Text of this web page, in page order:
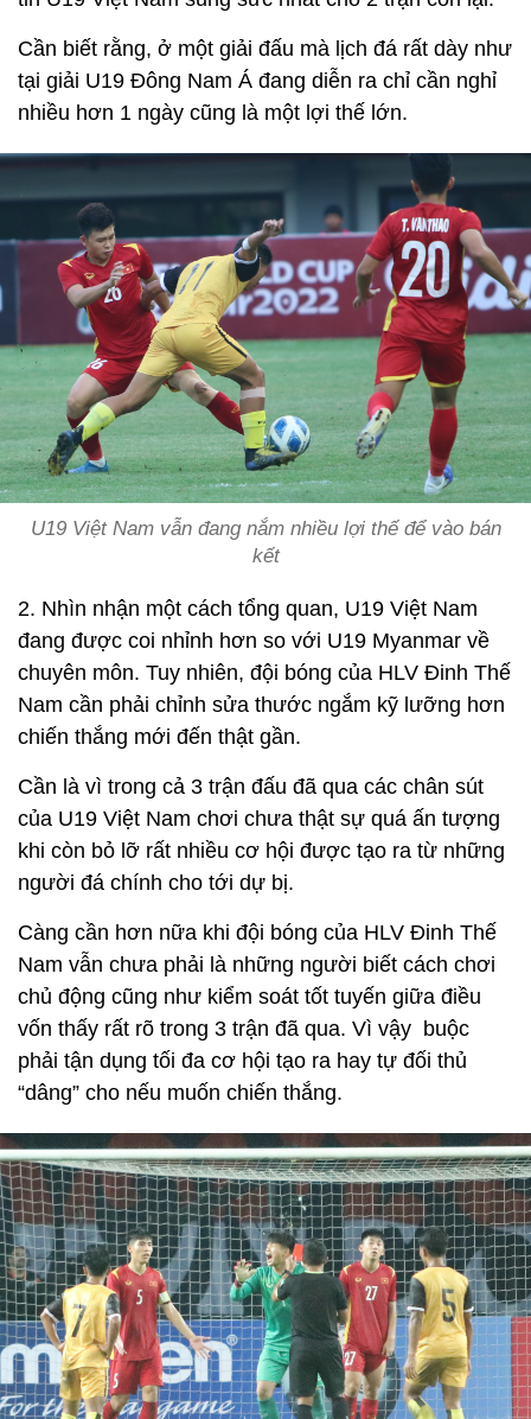
Cần biết rằng, ở một giải đấu mà lịch đá rất dày như
tại giải U19 Đông Nam Á đang diễn ra chỉ cần nghỉ
nhiều hơn 1 ngày cũng là một lợi thế lớn.
U19 Việt Nam vẫn đang nắm nhiều lợi thế để vào bán
kết
2. Nhìn nhận một cách tổng quan, U19 Việt Nam
đang được coi nhỉnh hơn so với U19 Myanmar về
chuyên môn. Tuy nhiên, đội bóng của HLV Đinh Thế
Nam cần phải chỉnh sửa thước ngắm kỹ lưỡng hơn
chiến thắng mới đến thật gần.
Cần là vì trong cả 3 trận đấu đã qua các chân sút
của U19 Việt Nam chơi chưa thật sự quá ấn tượng
khi còn bỏ lỡ rất nhiều cơ hội được tạo ra từ những
người đá chính cho tới dự bị.
Càng cần hơn nữa khi đội bóng của HLV Đinh Thế
Nam vẫn chưa phải là những người biết cách chơi
chủ động cũng như kiểm soát tốt tuyến giữa điều
vốn thấy rất rõ trong 3 trận đã qua. Vì vậy buộc
phải tận dụng tối đa cơ hội tạo ra hay tự đối thủ
“dâng” cho nếu muốn chiến thắng.